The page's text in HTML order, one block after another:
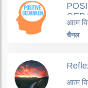
आत्म
चैनल
आत्म